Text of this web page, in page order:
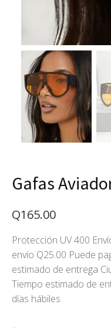
Gafas
Q165.00
Protección UV 400
envío Q25.00 Puede
estimado de entrega
Tiempo estimado de
días hábiles